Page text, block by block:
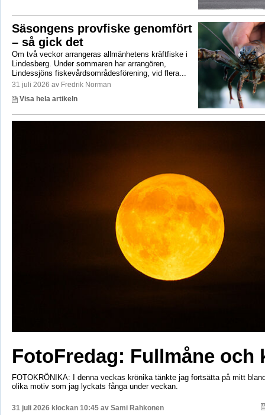
Säsongens provfiske genomfört
– så gick det
Om två veckor arrangeras allmänhetens kräftfiske i
Lindesberg. Under sommaren har arrangören,
Lindessjöns fiskevårdsområdesförening, vid flera...
31 juli 2026 av Fredrik Norman
Visa hela artikeln
FotoFredag: Fullmåne och
FOTOKRÖNIKA: I denna veckas krönika tänkte jag fortsätta på mitt
olika motiv som jag lyckats fånga under veckan.
31 juli 2026 klockan 10:45 av Sami Rahkonen